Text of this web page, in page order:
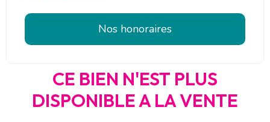
Nos honoraires
CE BIEN N'EST PLUS
DISPONIBLE A LA VENTE